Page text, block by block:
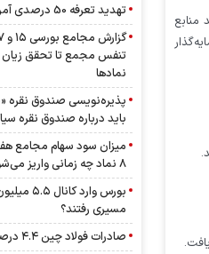
منابع
تهدید تعرفه 50 درصدی آمریکا برای این کشور!
نماد‌ها
پذیره‌نویسی صندوق نقره
باید درباره صندوق نقره
میزان سود سهام مجامع
۸ نماد چه زمانی واریز می‌شود؟
بورس
مسیری رفتند؟
صادرات فولاد چین ۴.۴ درصد کاهش یافت